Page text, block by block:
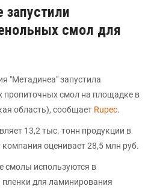
запустили
смол для
"Метадинеа" запустила
пропиточных смол на площадке в
область), сообщает Rupec.
13,2 тыс. тонн продукции в
компания оценивает 28,5 млн руб.
смолы используются в
для ламинирования